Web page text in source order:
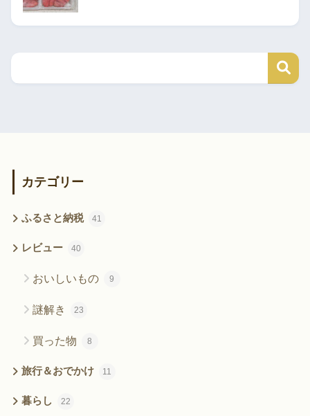
カテゴリー
ふるさと納税 41
レビュー 40
おいしいもの 9
謎解き 23
買った物 8
旅行＆おでかけ 11
暮らし 22